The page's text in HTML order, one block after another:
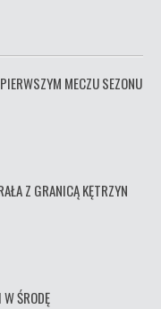
MECZU SEZONU
Z GRANICĄ KĘTRZYN
ŚRODĘ